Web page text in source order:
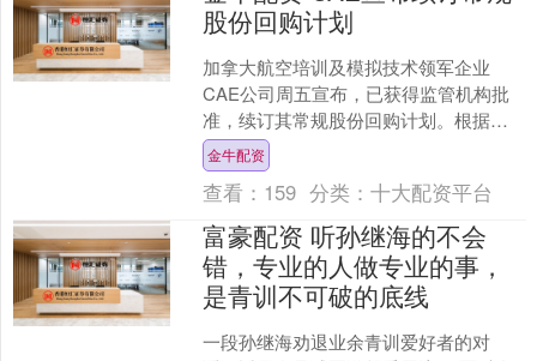
股份回购计划
加拿大航空培训及模拟技术领军企业
CAE公司周五宣布，已获得监管机构批
准，续订其常规股份回购计划。根据该
计划，CAE将在未来12个月内回购并注
销最多约1607万股....
金牛配资
查看： 159 分类：十大配资平台
富豪配资 听孙继海的不会
错，专业的人做专业的事，
是青训不可破的底线
一段孙继海劝退业余青训爱好者的对